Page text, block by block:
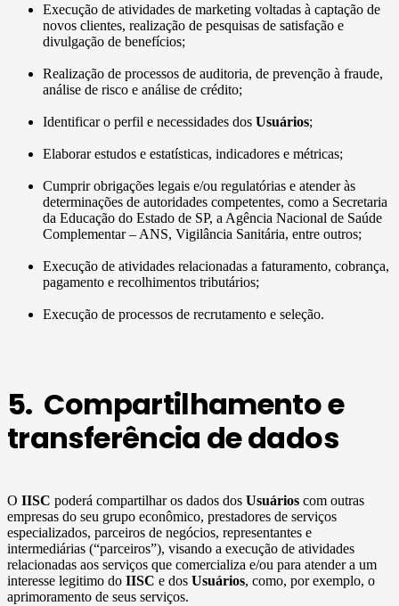
Execução de atividades de marketing voltadas à captação de
novos clientes, realização de pesquisas de satisfação e
divulgação de benefícios;
Realização de processos de auditoria, de prevenção à fraude,
análise de risco e análise de crédito;
Identificar o perfil e necessidades dos Usuários;
Elaborar estudos e estatísticas, indicadores e métricas;
Cumprir obrigações legais e/ou regulatórias e atender às
determinações de autoridades competentes, como a Secretaria
da Educação do Estado de SP, a Agência Nacional de Saúde
Complementar – ANS, Vigilância Sanitária, entre outros;
Execução de atividades relacionadas a faturamento, cobrança,
pagamento e recolhimentos tributários;
Execução de processos de recrutamento e seleção.
5. Compartilhamento e
transferência de dados
O IISC poderá compartilhar os dados dos Usuários com outras
empresas do seu grupo econômico, prestadores de serviços
especializados, parceiros de negócios, representantes e
intermediárias (“parceiros”), visando a execução de atividades
relacionadas aos serviços que comercializa e/ou para atender a um
interesse legitimo do IISC e dos Usuários, como, por exemplo, o
aprimoramento de seus serviços.